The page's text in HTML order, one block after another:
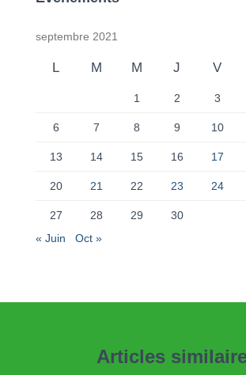
septembre 2021
L M M J V
1 2 3
6 7 8 9 10
13 14 15 16 17
20 21 22 23 24
27 28 29
30
« Juin
Oct »
Articles